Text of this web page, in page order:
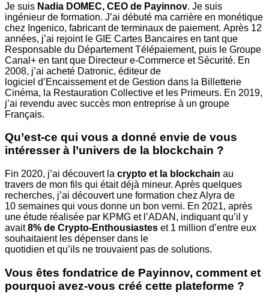
Je suis Nadia DOMEC, CEO de Payinnov. Je suis
ingénieur de formation. J’ai débuté ma carrière en monétique
chez Ingenico, fabricant de terminaux de paiement. Après 12
années, j’ai rejoint le GIE Cartes Bancaires en tant que
Responsable du Département Télépaiement, puis le Groupe
Canal+ en tant que Directeur e-Commerce et Sécurité. En
2008, j’ai acheté Datronic, éditeur de
logiciel d’Encaissement et de Gestion dans la Billetterie
Cinéma, la Restauration Collective et les Primeurs. En 2019,
j’ai revendu avec succès mon entreprise à un groupe
Français.
Qu’est-ce qui vous a donné envie de vous
intéresser à l’univers de la blockchain ?
Fin 2020, j’ai découvert la crypto et la blockchain au
travers de mon fils qui était déjà mineur. Après quelques
recherches, j’ai découvert une formation chez Alyra de
10 semaines qui vous donne un bon verni. En 2021, après
une étude réalisée par KPMG et l’ADAN, indiquant qu’il y
avait8% de Crypto-Enthousiastes et 1 million d’entre eux
souhaitaient les dépenser dans le
quotidien et qu’ils ne trouvaient pas de solutions.
Vous êtes fondatrice de Payinnov, comment et
pourquoi avez-vous créé cette plateforme ?